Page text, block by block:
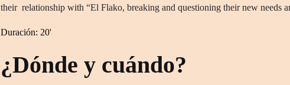
their relationship with “El Flako, breaking and questioning their new needs
Duración: 20'
¿Dónde y cuándo?